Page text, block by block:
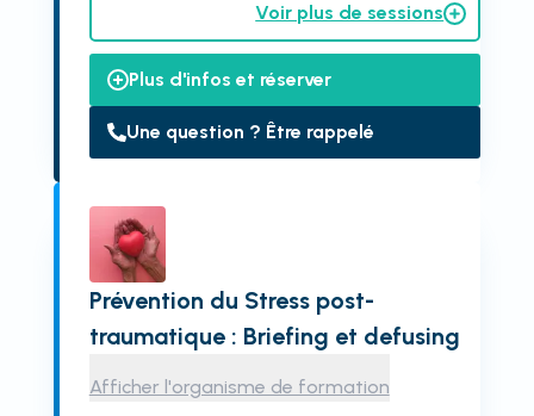
Voir plus de sessions
Plus d'infos et réserver
Une question ? Être rappelé
Prévention du Stress post-
traumatique : Briefing et defusing
Afficher l'organisme de formation